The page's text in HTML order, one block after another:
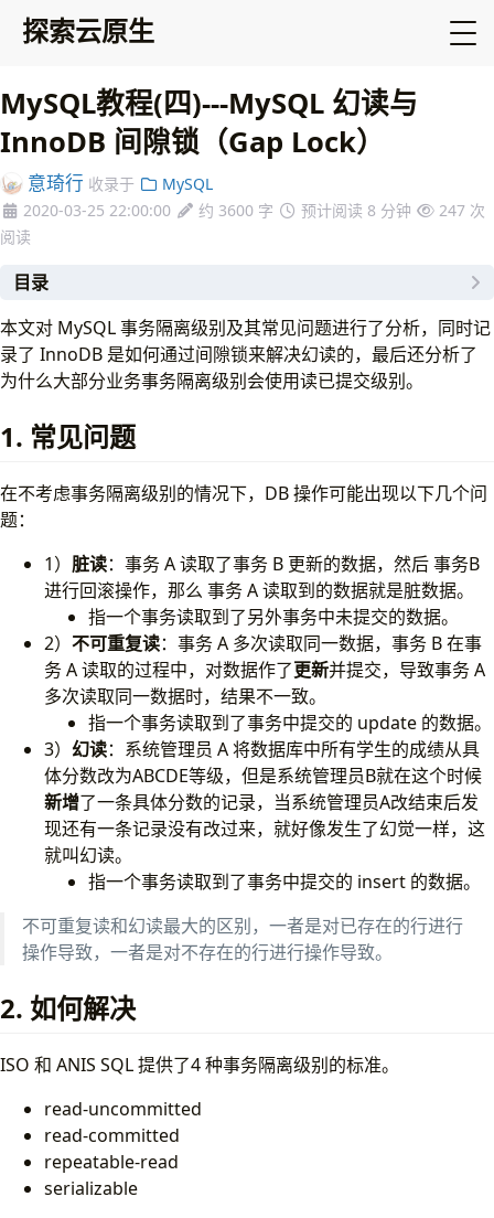
探索云原生
MySQL教程(四)---MySQL 幻读与
InnoDB 间隙锁（Gap Lock）
意琦行 收录于
MySQL
2020-03-25 22:00:00
约 3600 字 预计阅读 8 分钟 247 次
阅读
目录
1. 常见问题
2. 如何解决
1. 脏读
3. 幻读
3. 间隙锁（Gap Lock）
1. 概述
3. 非唯一索引等值锁
5. 间隙锁带来的问题
1. 死锁 1
2. 死锁 2
6. 小结
7. 参考
本文对 MySQL 事务隔离级别及其常见问题进行了分析，同时记
录了 InnoDB 是如何通过间隙锁来解决幻读的，最后还分析了
为什么大部分业务事务隔离级别会使用读已提交级别。
1. 常见问题
在不考虑事务隔离级别的情况下，DB 操作可能出现以下几个问
题：
1） 脏读：事务 A 读取了事务 B 更新的数据，然后 事务B
进行回滚操作，那么 事务 A 读取到的数据就是脏数据。
指一个事务读取到了另外事务中未提交的数据。
2） 不可重复读：事务 A 多次读取同一数据，事务 B 在事
务 A 读取的过程中，对数据作了更新并提交，导致事务 A
多次读取同一数据时，结果不一致。
指一个事务读取到了事务中提交的 update 的数据。
3） 幻读：系统管理员 A 将数据库中所有学生的成绩从具
体分数改为ABCDE等级，但是系统管理员B就在这个时候
新增了一条具体分数的记录，当系统管理员A改结束后发
现还有一条记录没有改过来，就好像发生了幻觉一样，这
就叫幻读。
指一个事务读取到了事务中提交的 insert 的数据。
不可重复读和幻读最大的区别，一者是对已存在的行进行
操作导致，一者是对不存在的行进行操作导致。
2. 如何解决
ISO 和 ANIS SQL 提供了4 种事务隔离级别的标准。
read-uncommitted
read-committed
repeatable-read
serializable